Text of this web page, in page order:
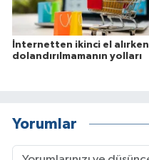
İnternetten ikinci el alırken
dolandırılmamanın yolları
Yorumlar